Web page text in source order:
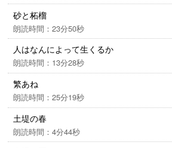
砂と柘榴
朗読時間：23分50秒
人はなんによって生くるか
朗読時間：13分28秒
繁あね
朗読時間：25分19秒
土堤の春
朗読時間：4分44秒